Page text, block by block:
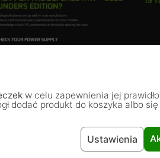
w celu zapewnienia jej
dodać produkt do koszyka albo
Ustawienia